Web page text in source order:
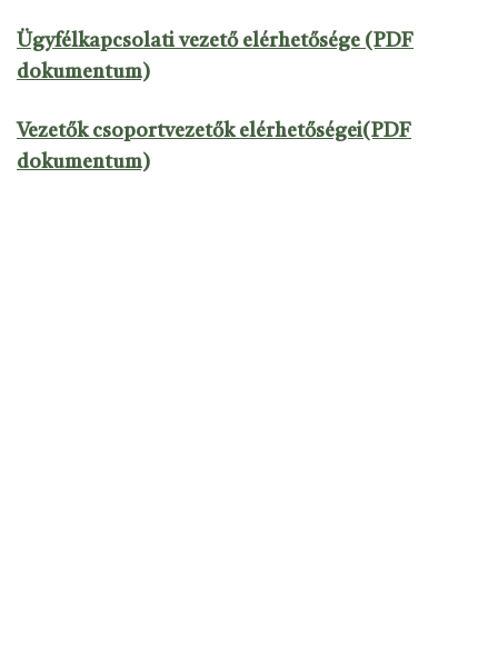
Ügyfélkapcsolati vezető elérhetősége (PDF
dokumentum)
Vezetők csoportvezetők elérhetőségei(PDF
dokumentum)